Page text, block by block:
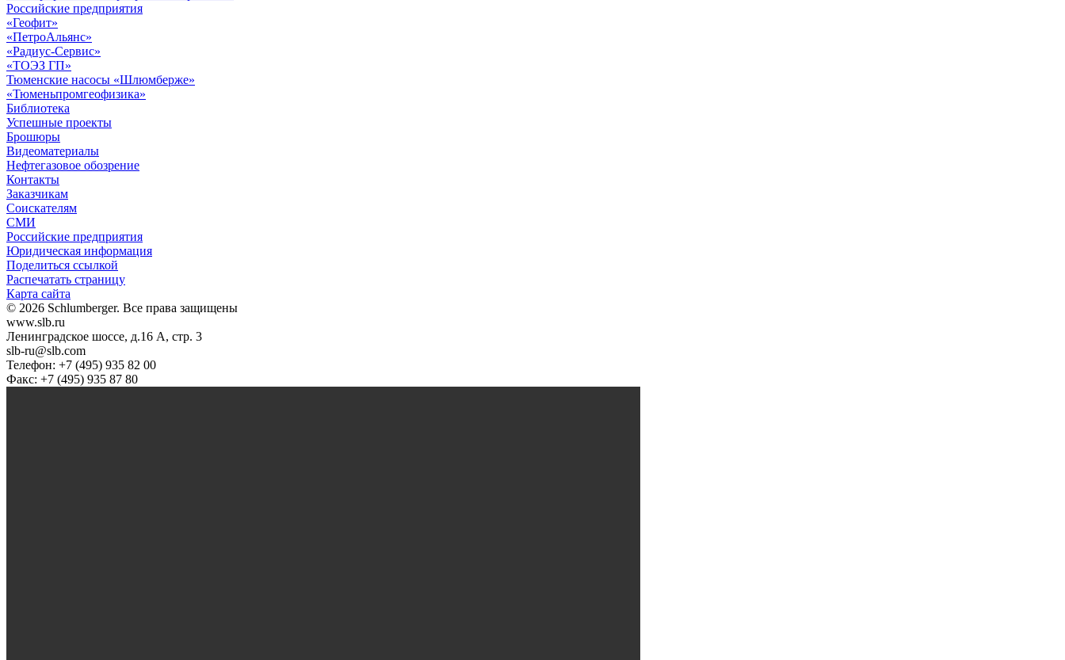
Российские предприятия
«Геофит»
«ПетроАльянс»
«Радиус-Сервис»
«ТОЭЗ ГП»
Тюменские насосы «Шлюмберже»
«Тюменьпромгеофизика»
Библиотека
Успешные проекты
Брошюры
Видеоматериалы
Нефтегазовое обозрение
Контакты
Заказчикам
Соискателям
СМИ
Российские предприятия
Юридическая информация
Поделиться ссылкой
Распечатать страницу
Карта сайта
© 2026 Schlumberger. Все права защищены
www.slb.ru
Ленинградское шоссе, д.16 А, стр. 3
slb-ru@slb.com
Телефон: +7 (495) 935 82 00
Факс: +7 (495) 935 87 80